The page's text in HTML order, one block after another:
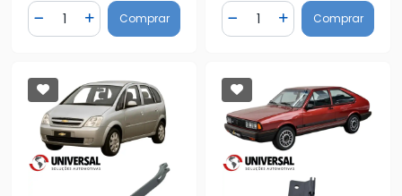
Diminuir Quantidade
Quantidade
Adicionar Quantidade
Comprar Diminuir Quantidade
Quantidade
AdicionarComprar